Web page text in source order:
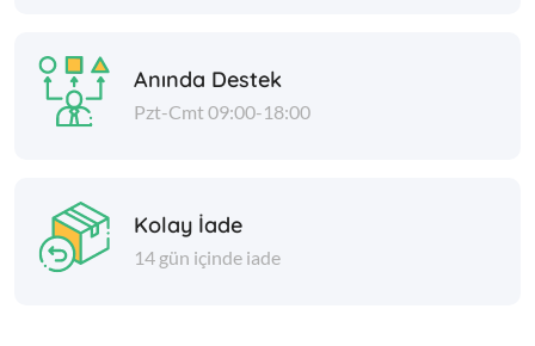
Anında Destek
Pzt-Cmt 09:00-18:00
Kolay İade
14 gün içinde iade